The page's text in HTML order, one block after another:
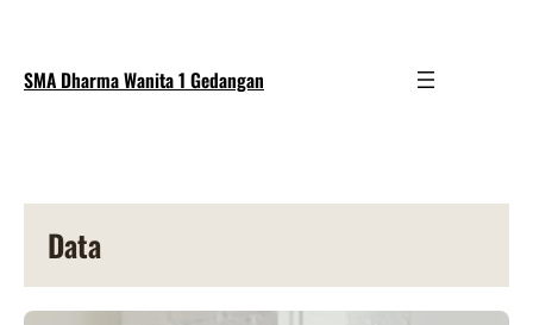
SMA Dharma Wanita 1 Gedangan
Data